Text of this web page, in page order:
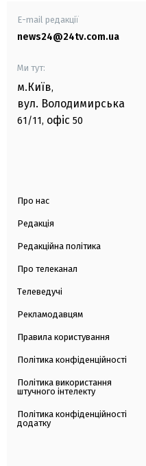
E-mail редакції
news24@24tv.com.ua
Ми тут:
м.Київ,
вул. Володимирська
61/11, офіс 50
Про нас
Редакція
Редакційна політика
Про телеканал
Телеведучі
Рекламодавцям
Правила користування
Політика конфіденційності
Політика використання
штучного інтелекту
Політика конфіденційності
додатку